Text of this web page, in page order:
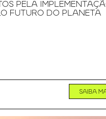
PELA
FUTURO DO PLANETA
SAIBA